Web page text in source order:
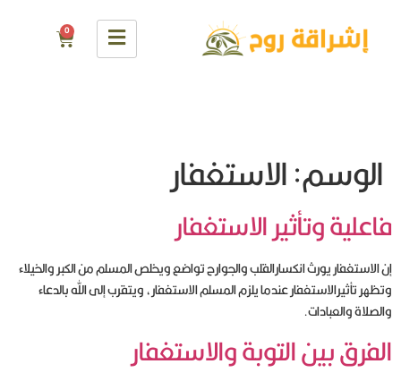
0
الوسم:الاستغفار
فاعلية وتأثير الاستغفار
إن الاستغفار يورث انكسارالقلب والجوارح تواضع ويخلص المسلم من الكبر والخيلاء
وتظهر تأثيرالاستغفار عندما يلزم المسلم الاستغفار، ويتقرب إلى الله بالدعاء
والصلاة والعبادات.
الفرق بين التوبة والاستغفار